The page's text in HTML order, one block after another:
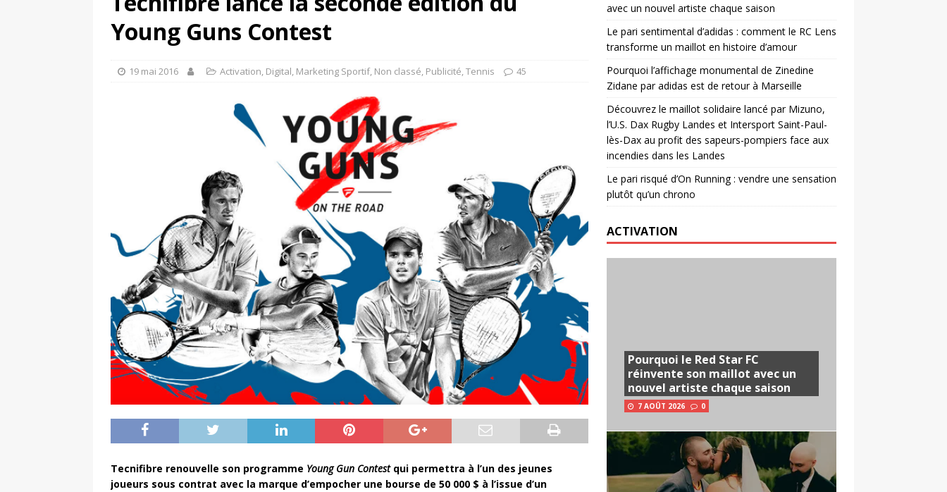
Saint-Paul-lès-Dax au profit des sapeurs-pompiers face aux incendies dans les Landes
Young Guns Contest
19 mai 2016 Activation, Digital, Marketing Sportif, Non classé, Publicité,Tennis 45
Tecnifibre renouvelle son programme Young Gun Contestqui permettra à l’un des jeunes
joueurs sous contrat avec la marque d’empocher une bourse de 50 000 $ à l’issue d’un
avec un nouvel artiste chaque saison
Le pari sentimental d’adidas : comment le RC Lens
transforme un maillot en histoire d’amour
Pourquoi l’affichage monumental de Zinedine
Zidane par adidas est de retour à Marseille
Découvrez le maillot solidaire lancé par Mizuno,
l’U.S. Dax Rugby Landes et Intersport Saint-Paul-
lès-Dax au profit des sapeurs-pompiers face aux
incendies dans les Landes
Le pari risqué d’On Running : vendre une sensation
plutôt qu’un chrono
ACTIVATION
Pourquoi le Red Star FC
réinvente son maillot avec un
nouvel artiste chaque saison
7 AOÛT 2026 0